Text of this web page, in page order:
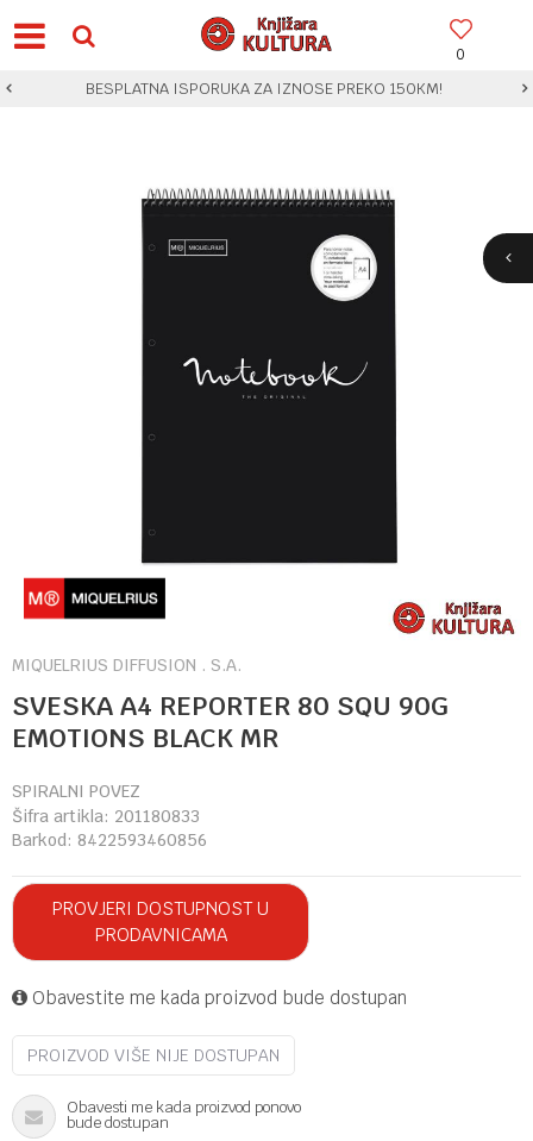
0
BESPLATNA ISPORUKA ZA IZNOSE PREKO 150KM!
MIQUELRIUS DIFFUSION . S.A.
SVESKA A4 REPORTER 80 SQU 90G
EMOTIONS BLACK MR
SPIRALNI POVEZ
Šifra artikla: 201180833
Barkod: 8422593460856
PROVJERI DOSTUPNOST U
PRODAVNICAMA
Obavestite me kada proizvod bude dostupan
PROIZVOD VIŠE NIJE DOSTUPAN
Obavesti me kada proizvod ponovo
bude dostupan